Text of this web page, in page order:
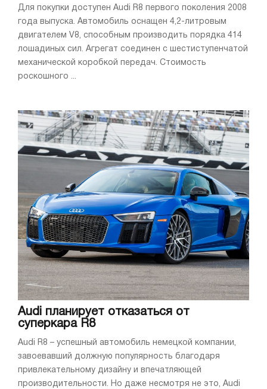
Для покупки доступен Audi R8 первого поколения 2008
года выпуска. Автомобиль оснащен 4,2-литровым
двигателем V8, способным производить порядка 414
лошадиных сил. Агрегат соединен с шестиступенчатой
механической коробкой передач. Стоимость
роскошного ...
Audi планирует отказаться от
суперкара R8
Audi R8 – успешный автомобиль немецкой компании,
завоевавший должную популярность благодаря
привлекательному дизайну и впечатляющей
производительности. Но даже несмотря не это, Audi